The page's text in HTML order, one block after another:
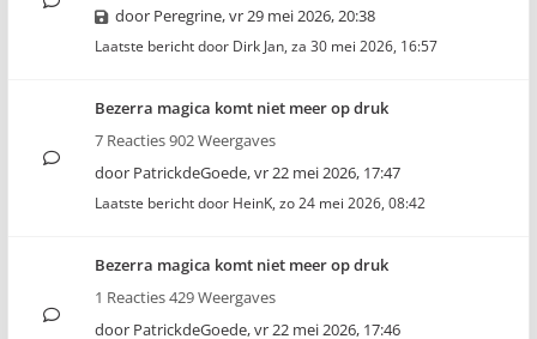
door Peregrine,vr 29 mei 2026, 20:38
Laatste bericht door Dirk Jan, za 30 mei 2026, 16:57
Bezerra magica komt niet meer op druk
7 Reacties 902 Weergaves
door PatrickdeGoede,vr 22 mei 2026, 17:47
Laatste bericht door HeinK, zo 24 mei 2026, 08:42
Bezerra magica komt niet meer op druk
1 Reacties 429 Weergaves
door PatrickdeGoede,vr 22 mei 2026, 17:46